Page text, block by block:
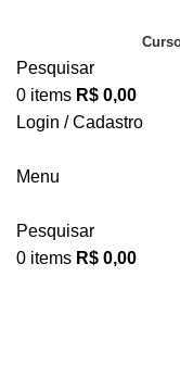
Pesquisar
0 items R$ 0,00
Login / Cadastro
Menu
Pesquisar
0 items R$ 0,00